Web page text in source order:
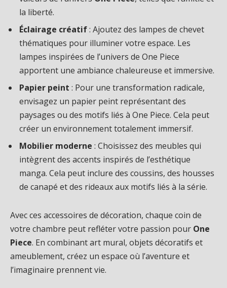
la liberté.
Éclairage créatif: Ajoutez des lampes de chevet
thématiques pour illuminer votre espace. Les
lampes inspirées de l’univers de One Piece
apportent une ambiance chaleureuse et immersive.
Papier peint : Pour une transformation radicale,
envisagez un papier peint représentant des
paysages ou des motifs liés à One Piece. Cela peut
créer un environnement totalement immersif.
Mobilier moderne : Choisissez des meubles qui
intègrent des accents inspirés de l’esthétique
manga. Cela peut inclure des coussins, des housses
de canapé et des rideaux aux motifs liés à la série.
Avec ces accessoires de décoration, chaque coin de
votre chambre peut refléter votre passion pour One
Piece. En combinant art mural, objets décoratifs et
ameublement, créez un espace où l’aventure et
l’imaginaire prennent vie.